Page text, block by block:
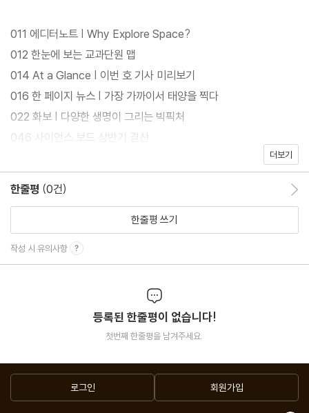
011 에디터노트 | Why Explore Space?
012 한눈에 보는 교과단원 맵
014 At a Glance | 이번 호 기사 미리보기
016 한 페이지 뉴스 | 가장 가까이서 태양을 찍다
022 화보 | 다양한 생명이 그리는 빅픽처
046 사이언스 보드 상반기 결산
118 나는 과학동아 키즈 | 내가 남극으로 향한 이유
128 스쿨 리포트 A+ | ? 과학 영상 소개하기
134 나의 일본 유학 일기 | 동아리, 여행, 프로젝트, 대회, 꽉 찬 여름
136 나의 독일 유학 일기 | 시험 기간이 방학 중에? 방학같지 않은
138 SF에 묻는다 | 매트릭스 vs. 사이코 패스
더보기
한줄평 (0건)
한줄평 쓰기
작성 시 유의사항
등록된 한줄평이 없습니다!
첫번째 한줄평을 남겨주세요.
로그인 회원가입